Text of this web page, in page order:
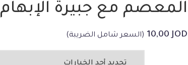
المعصم مع جبيرة الإبهام
10,00JOD (السعر شامل الضريبة)